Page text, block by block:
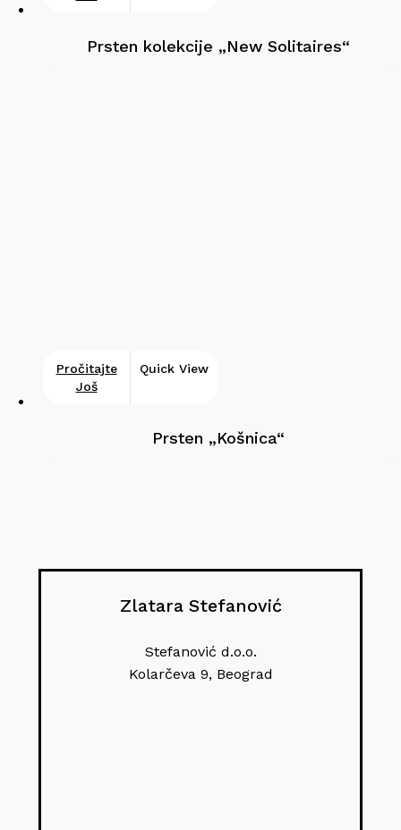
Prsten kolekcije „New Solitaires“
Pročitajte
Još
Quick View
Prsten „Košnica“
Zlatara Stefanović
Stefanović d.o.o.
Kolarčeva 9, Beograd